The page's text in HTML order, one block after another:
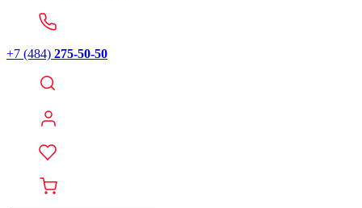
+7 (484) 275-50-50